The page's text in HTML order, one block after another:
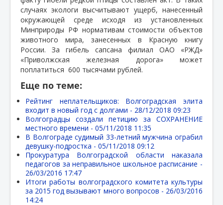
случаях экологи высчитывают ущерб, нанесенный
окружающей среде исходя из установленных
Минприроды РФ нормативам стоимости объектов
животного мира, занесенных в Красную книгу
России. За гибель сапсана филиал ОАО «РЖД»
«Приволжская железная дорога» может
поплатиться 600 тысячами рублей.
Еще по теме:
Рейтинг неплательщиков: Волгоградская элита
входит в новый год с долгами - 28/12/2018 09:23
Волгоградцы создали петицию за СОХРАНЕНИЕ
местного времени - 05/11/2018 11:35
В Волгограде судимый 33-летний мужчина ограбил
девушку-подростка - 05/11/2018 09:12
Прокуратура Волгоградской области наказала
педагогов за неправильное школьное расписание -
26/03/2016 17:47
Итоги работы волгоградского комитета культуры
за 2015 год вызывают много вопросов - 26/03/2016
14:24